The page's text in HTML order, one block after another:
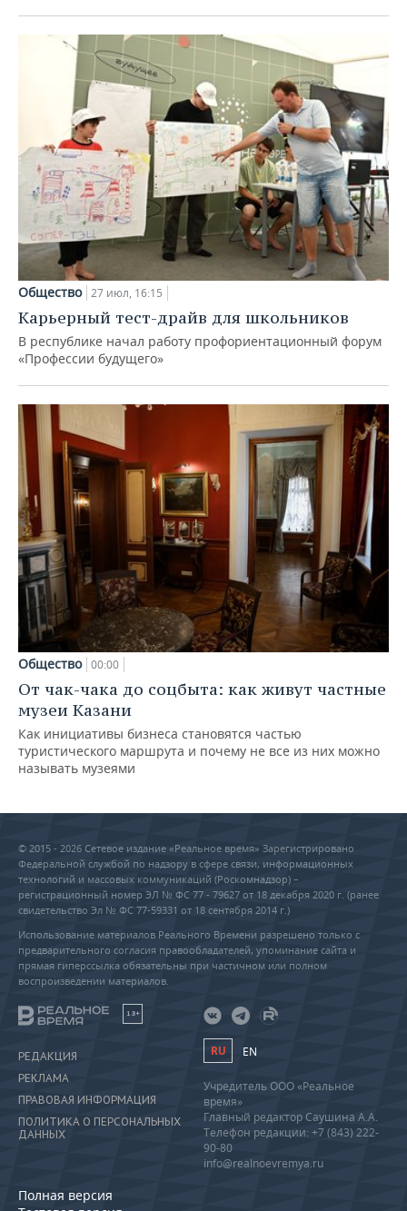
Общество 27 июл, 16:15
Карьерный тест-драйв для школьников
В республике начал работу профориентационный форум
«Профессии будущего»
Общество 00:00
От чак-чака до соцбыта: как живут частные
музеи Казани
Как инициативы бизнеса становятся частью
туристического маршрута и почему не все из них можно
называть музеями
© 2015 - 2026 Сетевое издание «Реальное время» Зарегистрировано
Федеральной службой по надзору в сфере связи, информационных
технологий и массовых коммуникаций (Роскомнадзор) –
регистрационный номер ЭЛ № ФС 77 - 79627 от 18 декабря 2020 г. (ранее
свидетельство Эл № ФС 77-59331 от 18 сентября 2014 г.)
Использование материалов Реального Времени разрешено только с
предварительного согласия правообладателей, упоминание сайта и
прямая гиперссылка обязательны при частичном или полном
воспроизведении материалов.
18+
РЕДАКЦИЯ
РЕКЛАМА
ПРАВОВАЯ ИНФОРМАЦИЯ
ПОЛИТИКА О ПЕРСОНАЛЬНЫХ
ДАННЫХ
Полная версия
RU EN
Учредитель ООО «Реальное
время»
Главный редактор Саушина А.А.
Телефон редакции: +7 (843) 222-
90-80
info@realnoevremya.ru